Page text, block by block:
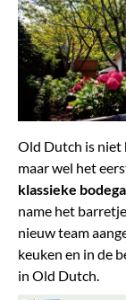
Old Dutch is niet
maar wel het
klassieke bodega
name het
nieuw team
keuken en in de
in Old Dutch.